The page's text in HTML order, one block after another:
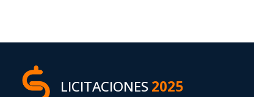
LICITACIONES2025